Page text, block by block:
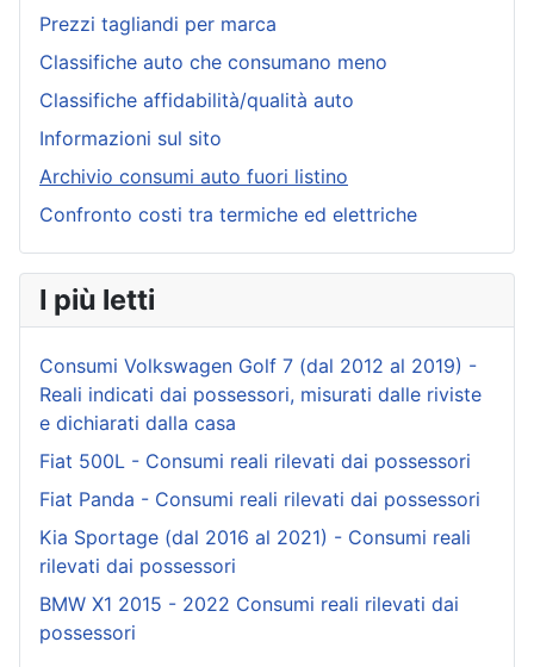
Prezzi tagliandi per marca
Classifiche auto che consumano meno
Classifiche affidabilità/qualità auto
Informazioni sul sito
Archivio consumi auto fuori listino
Confronto costi tra termiche ed elettriche
I più letti
Consumi Volkswagen Golf 7 (dal 2012 al 2019) -
Reali indicati dai possessori, misurati dalle riviste
e dichiarati dalla casa
Fiat 500L - Consumi reali rilevati dai possessori
Fiat Panda - Consumi reali rilevati dai possessori
Kia Sportage (dal 2016 al 2021) - Consumi reali
rilevati dai possessori
BMW X1 2015 - 2022 Consumi reali rilevati dai
possessori